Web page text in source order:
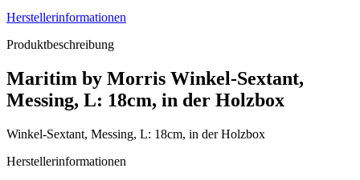
Herstellerinformationen
Produktbeschreibung
Maritim by Morris Winkel-Sextant,
Messing, L: 18cm, in der Holzbox
Winkel-Sextant, Messing, L: 18cm, in der Holzbox
Herstellerinformationen